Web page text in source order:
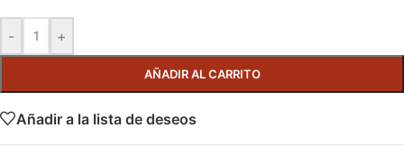
- +
AÑADIR AL CARRITO
Añadir a la lista de deseos